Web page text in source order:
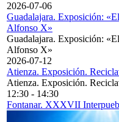
2026-07-06
Guadalajara. Exposición:
Alfonso X»
Guadalajara. Exposición:
Alfonso X»
2026-07-12
Atienza. Exposición.
Atienza. Exposición.
12:30 - 14:30
Fontanar. XXXVII